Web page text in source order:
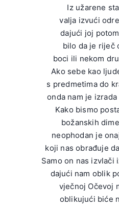
Iz užarene
valja izvući
dajući joj
bilo da je riječ
boci ili nekom
Ako sebe kao
s predmetima do
onda nam je
Kako bismo
božanskih
neophodan je
koji nas obrađuje
Samo on nas izvlači
dajući nam oblik
vječnoj Očevoj
oblikujući biće